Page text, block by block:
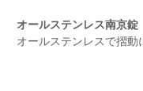
オールステンレス南京錠
オールステンレスで摺動